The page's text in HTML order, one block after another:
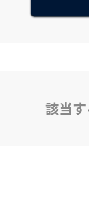
該当